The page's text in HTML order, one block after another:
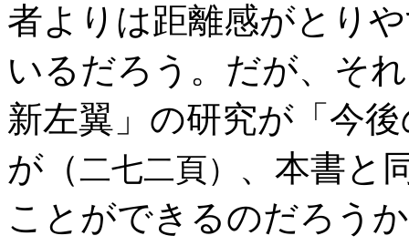
者よりは距離感がとり
いるだろう。だが、そ
新左翼」の研究が「今
が（二七二頁）
、本書と
ことができるのだろう